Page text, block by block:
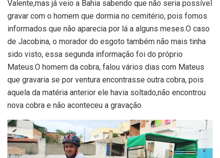
Valente,mas já veio a Bahia sabendo que não seria possível
gravar com o homem que dormia no cemitério, pois fomos
informados que não aparecia por lá a alguns meses.O caso
de Jacobina, o morador do esgoto também não mais tinha
sido visto, essa segunda informação foi do próprio
Mateus.O homem da cobra, falou vários dias com Mateus
que gravaria se por ventura encontrasse outra cobra, pois
aquela da matéria anterior ele havia soltado,não encontrou
nova cobra e não aconteceu a gravação.